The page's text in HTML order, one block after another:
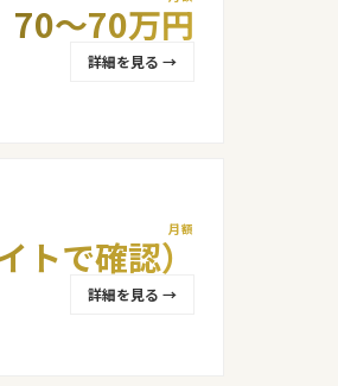
実績。 ・UI/UXデザインに関する基礎知識
70〜70万円
詳細を見る →
実績。 ・UI/UXデザインに関する基礎知識
月額
トで確認）
詳細を見る →